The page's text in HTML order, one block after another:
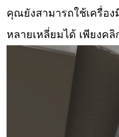
คุณยังสามารถใช้เครื่อง
หลายเหลี่ยมได้ เพียงค